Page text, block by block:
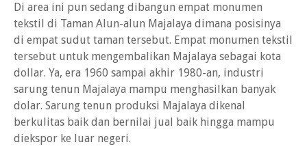
Di area ini pun sedang dibangun empat monumen
tekstil di Taman Alun-alun Majalaya dimana posisinya
di empat sudut taman tersebut. Empat monumen tekstil
tersebut untuk mengembalikan Majalaya sebagai kota
dollar. Ya, era 1960 sampai akhir 1980-an, industri
sarung tenun Majalaya mampu menghasilkan banyak
dolar. Sarung tenun produksi Majalaya dikenal
berkulitas baik dan bernilai jual baik hingga mampu
diekspor ke luar negeri.